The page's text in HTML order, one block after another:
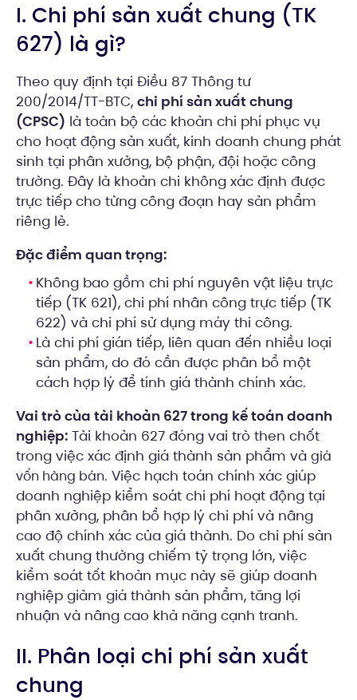
I. Chi phí sản xuất chung (TK
627) là gì?
Theo quy định tại Điều 87 Thông tư
200/2014/TT-BTC, chi phí sản xuất chung
(CPSC) là toàn bộ các khoản chi phí phục vụ
cho hoạt động sản xuất, kinh doanh chung phát
sinh tại phân xưởng, bộ phận, đội hoặc công
trường. Đây là khoản chi không xác định được
trực tiếp cho từng công đoạn hay sản phẩm
riêng lẻ.
Đặc điểm quan trọng:
Không bao gồm chi phí nguyên vật liệu trực
tiếp (TK 621), chi phí nhân công trực tiếp (TK
622) và chi phí sử dụng máy thi công.
Là chi phí gián tiếp, liên quan đến nhiều loại
sản phẩm, do đó cần được phân bổ một
cách hợp lý để tính giá thành chính xác.
Vai trò của tài khoản 627 trong kế toán doanh
nghiệp: Tài khoản 627 đóng vai trò then chốt
trong việc xác định giá thành sản phẩm và giá
vốn hàng bán. Việc hạch toán chính xác giúp
doanh nghiệp kiểm soát chi phí hoạt động tại
phân xưởng, phân bổ hợp lý chi phí và nâng
cao độ chính xác của giá thành. Do chi phí sản
xuất chung thường chiếm tỷ trọng lớn, việc
kiểm soát tốt khoản mục này sẽ giúp doanh
nghiệp giảm giá thành sản phẩm, tăng lợi
nhuận và nâng cao khả năng cạnh tranh.
II. Phân loại chi phí sản xuất
chung